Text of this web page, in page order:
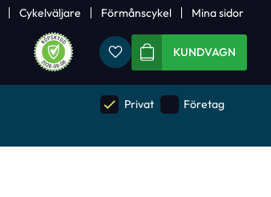
Cykelväljare Förmånscykel Mina sidor
FavoriterKUNDVAGN
done Privat Företag